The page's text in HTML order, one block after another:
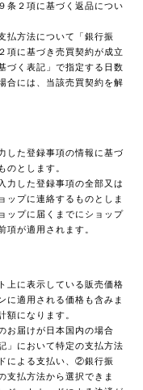
条２項に基づく返品につい
払方法について「銀行振
項に基づき売買契約が成立
づく表記」で指定する日数
合には、当該売買契約を解
した登録事項の情報に基づ
のとします。
力した登録事項の全部又は
ップに連絡するものとしま
ップに届くまでにショップ
項が適用されます。
上に表示している販売価格
に適用される価格も含みま
額になります。
お届けが日本国内の場合
」において特定の支払方法
による支払い、②銀行振
支払方法から選択できま